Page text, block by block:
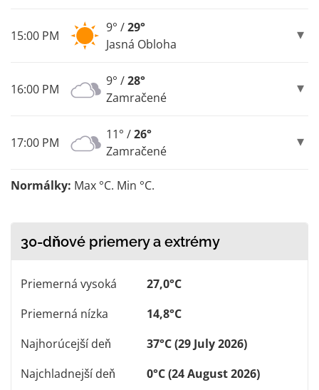
15:00 PM
9° /29°
Jasná Obloha
16:00 PM
9° /28°
Zamračené
17:00 PM
11° /26°
Zamračené
Normálky: Max °C. Min °C.
30-dňové priemery a extrémy
Priemerná vysoká
27,0°C
Priemerná nízka
14,8°C
Najhorúcejší deň
37°C (29 July 2026)
Najchladnejší deň
0°C (24 August 2026)